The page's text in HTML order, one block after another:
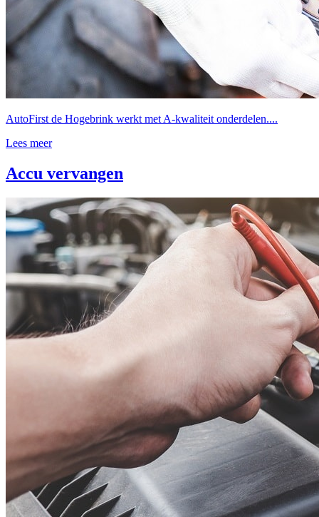
AutoFirst de Hogebrink werkt met A-kwaliteit onderdelen....
Lees meer
Accu vervangen